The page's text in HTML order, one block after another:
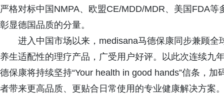
严格对标中国NMPA、欧盟CE/MDD/MDR、美国FDA
彰显德国品质的分量。
进入中国市场以来，medisana马德保康同步兼顾
养生适配性的理疗产品，广受用户好评。以此次连续九
德保康将持续坚持“Your health in good hands”信条，
者带来更高品质、更贴合日常使用的专业健康解决方案